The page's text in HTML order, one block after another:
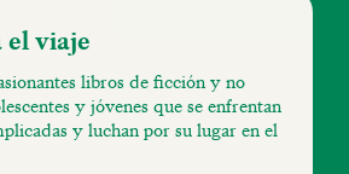
el viaje
libros de ficción y no
y jóvenes que se enfrentan
y luchan por su lugar en el